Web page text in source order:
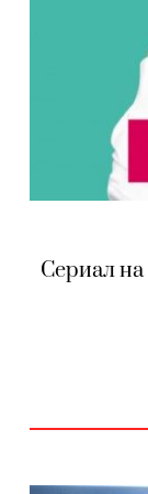
Сериал на